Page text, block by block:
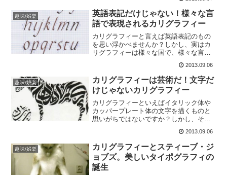
のも上達するために必要な勉強になると
思います。そこで本日はカ...
趣味/娯楽
英語表記だけじゃない！様々な言
語で表現されるカリグラフィー
カリグラフィーと言えば英語表記のもの
を思い浮かべませんか？しかし、実はカ
リグラフィーは様々な国で、様々な言語
の記事は、様々な地域のカリグラフィー
についてご紹介します。アラビア語のカ
リグラフィー英語では「イ...
2013.09.06
趣味/娯楽
カリグラフィーは芸術だ！文字だ
けじゃないカリグラフィー
カリグラフィーといえばイタリック体や
カッパープレート体の文字を描くものと
思いがちではないですか？しかし、そう
ばしばあります！イタリック体やカッパ
ープレート体についてはこちら例えばこ
ちらのレッスン動画では、...
2013.09.06
趣味/娯楽
カリグラフィーとスティーブ・ジ
ョブズ。美しいタイポグラフィの
誕生